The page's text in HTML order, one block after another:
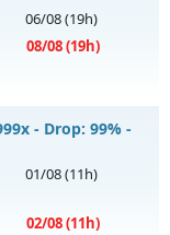
BOSS 24/7 SĂN
06/08(19h)
08/08(19h)
• Không mốc
- Drop: 99% -
01/08(11h)
02/08(11h)